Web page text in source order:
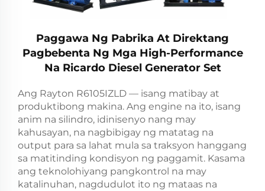
Paggawa Ng Pabrika At Direktang
Pagbebenta Ng Mga High-Performance
Na Ricardo Diesel Generator Set
Ang Rayton R6105IZLD — isang matibay at
produktibong makina. Ang engine na ito, isang
anim na silindro, idinisenyo nang may
kahusayan, na nagbibigay ng matatag na
output para sa lahat mula sa traksyon hanggang
sa matitinding kondisyon ng paggamit. Kasama
ang teknolohiyang pangkontrol na may
katalinuhan, nagdudulot ito ng mataas na